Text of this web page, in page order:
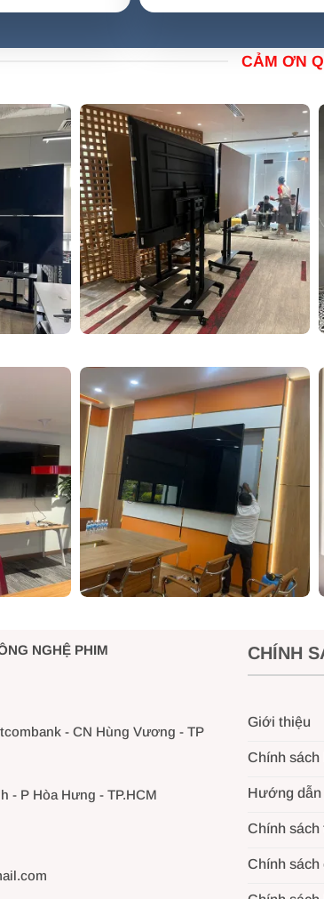
CẢM ƠN
NGHỆ PHIM
- CN Hùng Vương - TP
- P Hòa Hưng - TP.HCM
CHÍNH
Giới thiệu
Chính sách
Hướng dẫn
Chính sách
Chính sách